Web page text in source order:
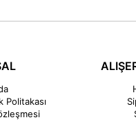
Politakası